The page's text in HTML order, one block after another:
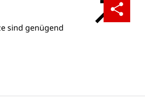
sind genügend
Teilen